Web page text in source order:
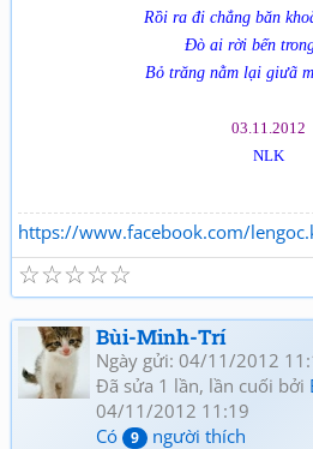
Rồi ra đi chẳng băn
Đò ai rời bến trong
Bỏ trăng nằm lại giưã
03.11.2012
NLK
https://www.facebook.com/
☆
☆
☆
☆
☆
Bùi-Minh-Trí
Ngày gửi: 04/11/2012
Đã sửa 1 lần, lần cuối bởi
04/11/2012 11:19
Có
9 người thích